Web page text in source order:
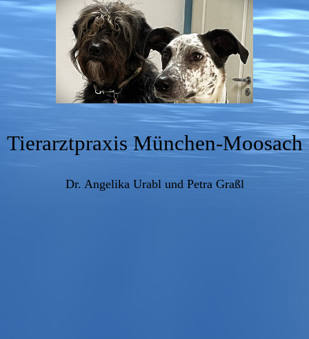
Tierarztpraxis München-Moosach
Dr. Angelika Urabl und Petra Graßl